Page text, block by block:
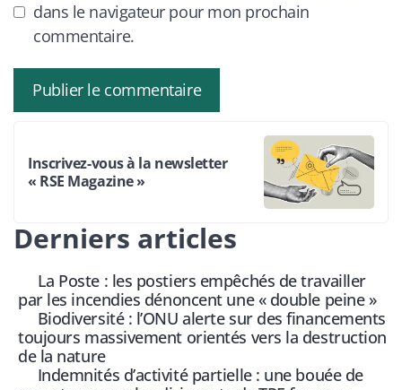
dans le navigateur pour mon prochain
commentaire.
Inscrivez-vous à la newsletter
« RSE Magazine »
Derniers articles
La Poste : les postiers empêchés de travailler
par les incendies dénoncent une « double peine »
Biodiversité : l’ONU alerte sur des financements
toujours massivement orientés vers la destruction
de la nature
Indemnités d’activité partielle : une bouée de